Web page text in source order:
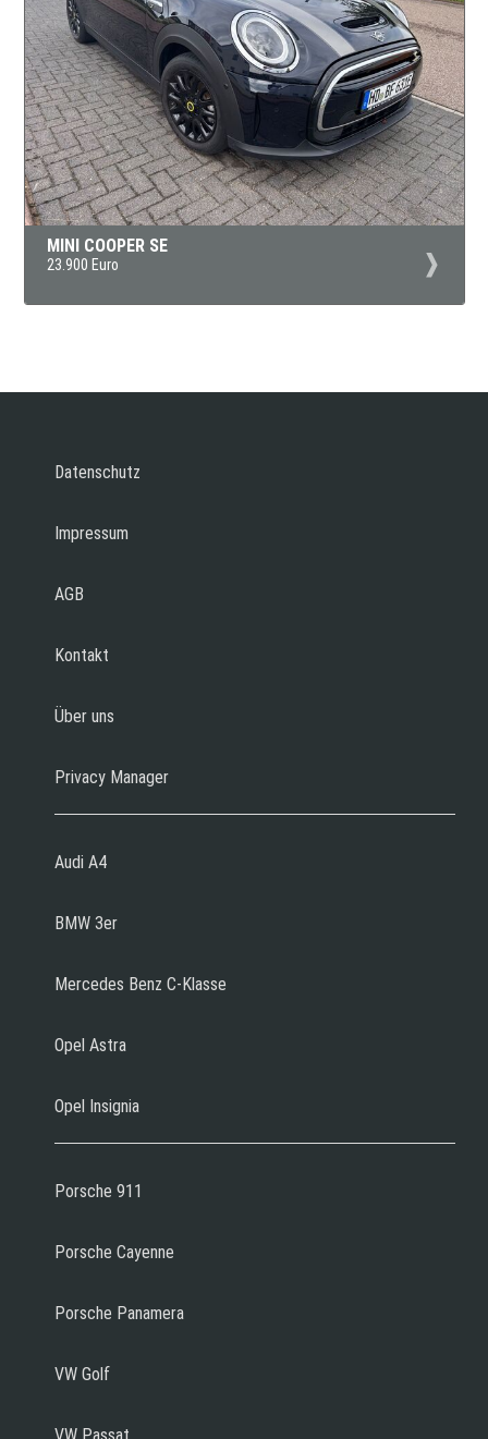
MINI COOPER SE
23.900 Euro
Datenschutz
Impressum
AGB
Kontakt
Über uns
Privacy Manager
Audi A4
BMW 3er
Mercedes Benz C-Klasse
Opel Astra
Opel Insignia
Porsche 911
Porsche Cayenne
Porsche Panamera
VW Golf